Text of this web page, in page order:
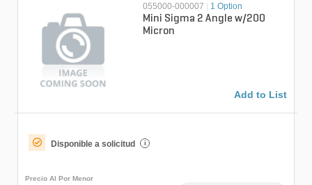
055000-000007 | 1 Option
Mini Sigma 2 Angle w/200
Micron
Add to List
Disponible a solicitud i
Precio Al Por Menor